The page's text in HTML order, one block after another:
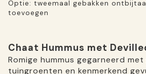
Optie: tweemaal gebakken
toevoegen
Chaat Hummus met
Romige hummus gegarneerd
tuingroenten en kenmerkend